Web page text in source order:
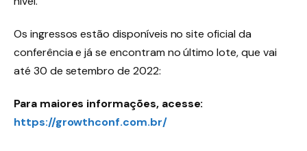
Os ingressos estão disponíveis no site oficial da
conferência e já se encontram no último lote, que vai
até 30 de setembro de 2022:
Para maiores informações, acesse:
https://growthconf.com.br/